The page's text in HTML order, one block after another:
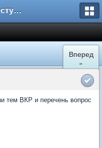
Форум для студента СГА
Вперед
»
тем ВКР и перечень вопрос